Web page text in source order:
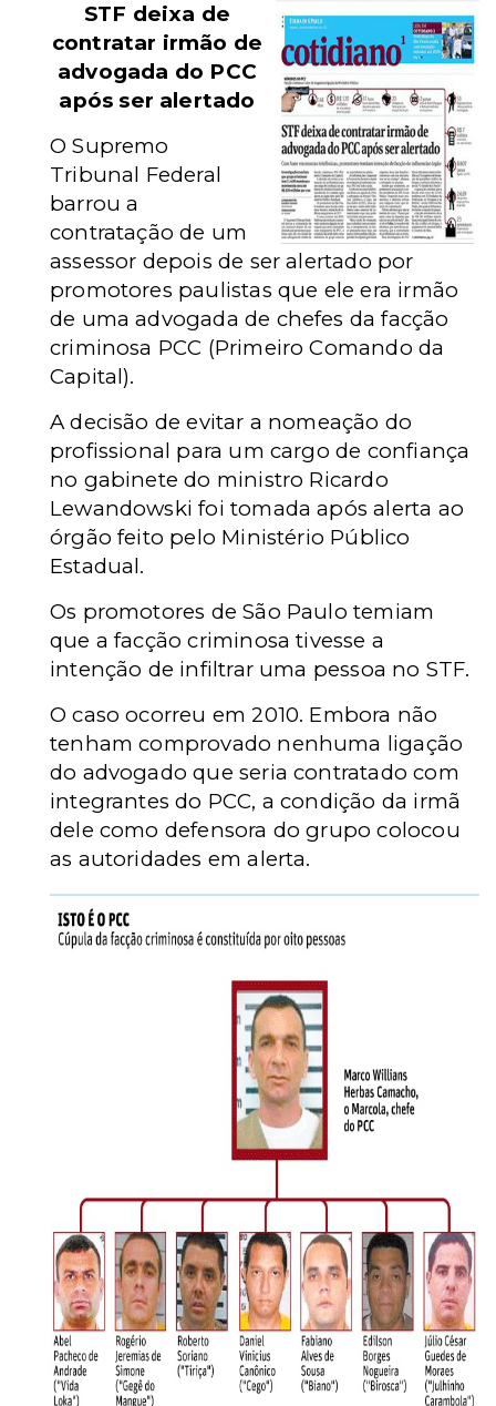
STF deixa de
contratar irmão de
advogada do PCC
após ser alertado
O Supremo
Tribunal Federal
barrou a
contratação de um
assessor depois de ser alertado por
promotores paulistas que ele era irmão
de uma advogada de chefes da facção
criminosa PCC (Primeiro Comando da
Capital).
A decisão de evitar a nomeação do
profissional para um cargo de confiança
no gabinete do ministro Ricardo
Lewandowski foi tomada após alerta ao
órgão feito pelo Ministério Público
Estadual.
Os promotores de São Paulo temiam
que a facção criminosa tivesse a
intenção de infiltrar uma pessoa no STF.
O caso ocorreu em 2010. Embora não
tenham comprovado nenhuma ligação
do advogado que seria contratado com
integrantes do PCC, a condição da irmã
dele como defensora do grupo colocou
as autoridades em alerta.